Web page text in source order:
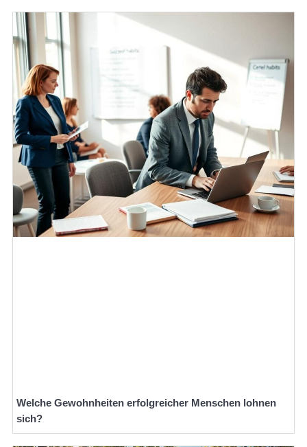
Welche Gewohnheiten erfolgreicher Menschen lohnen
sich?